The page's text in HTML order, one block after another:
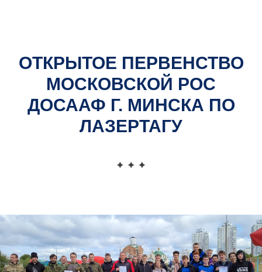
ОТКРЫТОЕ ПЕРВЕНСТВО
МОСКОВСКОЙ РОС
ДОСААФ Г. МИНСКА ПО
ЛАЗЕРТАГУ